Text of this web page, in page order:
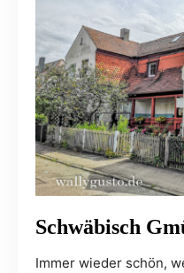
Schwäbisch
Immer wieder schön,